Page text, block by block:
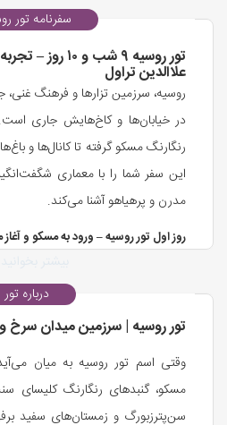
سفرنامه تور
تور روسیه ۹ شب
علاالدین تراول
روسیه، سرزمین تزارها و فرهنگ غنی،
در خیابان‌ها و کاخ‌هایش جاری
رنگارنگ مسکو گرفته تا کانال‌ها و
این سفر شما را با معماری
مدرن و پرهیاهو آشنا می‌کند.
روز اول تور روسیه – ورود به مسکو و
همسفران و بازنگری مدارک، به
می‌کنیم. با رسیدن به فرودگاه مسکو و
ویزا، ترانسفر اختصاصی ما را به
دریافت کلید اتاق‌ها و استراحت کوتاه،
یک گشت کوتاه شهری برای آشنایی
درباره تور
تور روسیه | سرزمین میدان سرخ
وقتی اسم تور روسیه به میان
مسکو، گنبدهای رنگارنگ کلیسای
سن‌پترزبورگ و زمستان‌های سفید